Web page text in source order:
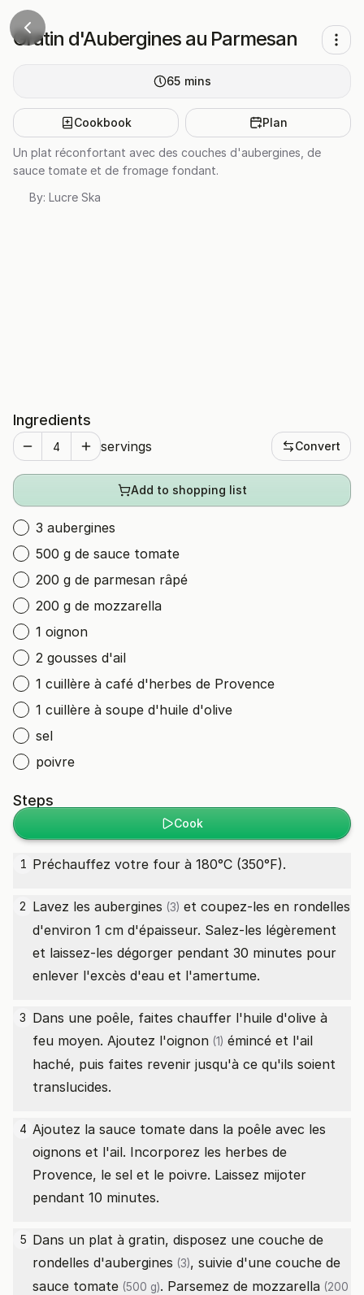
Gratin d'Aubergines au Parmesan
65 mins
Cookbook Plan
Un plat réconfortant avec des couches d'aubergines, de
sauce tomate et de fromage fondant.
By: Lucre Ska
Ingredients
servings Convert
Add to shopping list
3 aubergines
500 g de sauce tomate
200 g de parmesan râpé
200 g de mozzarella
1 oignon
2 gousses d'ail
1 cuillère à café d'herbes de Provence
1 cuillère à soupe d'huile d'olive
sel
poivre
Steps
Cook
1 Préchauffez votre four à 180°C (350°F).
2 Lavez les aubergines (3) et coupez-les en rondelles
d'environ 1 cm d'épaisseur. Salez-les légèrement
et laissez-les dégorger pendant 30 minutes pour
enlever l'excès d'eau et l'amertume.
3 Dans une poêle, faites chauffer l'huile d'olive à
feu moyen. Ajoutez l'oignon (1) émincé et l'ail
haché, puis faites revenir jusqu'à ce qu'ils soient
translucides.
4 Ajoutez la sauce tomate dans la poêle avec les
oignons et l'ail. Incorporez les herbes de
Provence, le sel et le poivre. Laissez mijoter
pendant 10 minutes.
5 Dans un plat à gratin, disposez une couche de
rondelles d'aubergines (3), suivie d'une couche de
sauce tomate (500 g). Parsemez de mozzarella (200